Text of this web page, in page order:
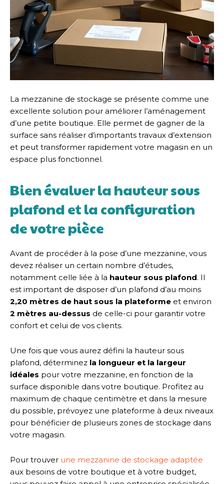
La mezzanine de stockage se présente comme une
excellente solution pour améliorer l’aménagement
d’une petite boutique. Elle permet de gagner de la
surface sans réaliser d’importants travaux d’extension
et peut transformer rapidement votre magasin en un
espace plus fonctionnel.
Bien évaluer la hauteur sous
plafond et la configuration
de votre pièce
Avant de procéder à la pose d’une mezzanine, vous
devez réaliser un certain nombre d’études,
notamment celle liée à la hauteur sous plafond. Il
est important de disposer d’un plafond d’au moins
2,20 mètres de haut sous la plateforme et environ
2 mètres au-dessus de celle-ci pour garantir votre
confort et celui de vos clients.
Une fois que vous aurez défini la hauteur sous
plafond, déterminez la longueur et la largeur
idéales pour votre mezzanine, en fonction de la
surface disponible dans votre boutique. Profitez au
maximum de chaque centimètre et dans la mesure
du possible, prévoyez une plateforme à deux niveaux
pour bénéficier de plusieurs zones de stockage dans
votre magasin.
Pour trouver une mezzanine de stockage adaptée
aux besoins de votre boutique et à votre budget,